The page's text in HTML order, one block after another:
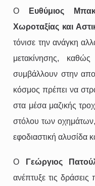
Ο
Ευθύμιος
Χωροταξίας και
τόνισε την ανάγκη
μετακίνησης,
συμβάλλουν στην
κόσμος πρέπει να
στα μέσα μαζικής
στόλου των
εφοδιαστική αλυσίδα
Ο
Γεώργιος
ανέπτυξε τις